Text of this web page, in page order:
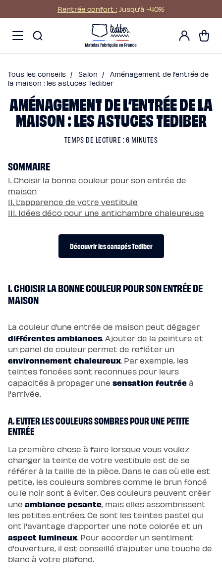
contenu
Rentrée confort : Jusqu’à -40%
menu
Pack
Matelas
Matelas
Matelas
Matelas
Hybride
Infinite
Matelas
Signature
Matelas
Grand
Ours
Offres
Pack
Pack
Lit
Confort
Pack
Lit
4
Étoiles
Sommiers
Sommier
à
tapissier
Sommier
coffre
Sommier
boxspring
Sommier
en
bois
Sommier
électrique
Lits
lit
Lit
tapissier
scandi
Lit
coffre
Lit
en
bois
Lit
électrique
Lit
boxspring
Couettes
et
oreillers
Couettes
et
oreillers
Oreiller
Mon
comptePanier
Tous les conseils / Salon /
Aménagement de l’entrée de
la maison : les astuces Tediber
AMÉNAGEMENT DE L’ENTRÉE DE LA
MAISON : LES ASTUCES TEDIBER
TEMPS DE LECTURE : 6 MINUTES
SOMMAIRE
I. Choisir la bonne couleur pour son entrée de
maison
II. L’apparence de votre vestibule
III. Idées déco pour une antichambre chaleureuse
Découvrir les canapés Tediber
I. CHOISIR LA BONNE COULEUR POUR SON ENTRÉE DE
MAISON
La couleur d’une entrée de maison peut dégager
différentes ambiances . Ajouter de la peinture et
un panel de couleur permet de refléter un
environnement chaleureux . Par exemple, les
teintes foncées sont reconnues pour leurs
capacités à propager une sensation feutrée à
l'arrivée.
A. EVITER LES COULEURS SOMBRES POUR UNE PETITE
ENTRÉE
La première chose à faire lorsque vous voulez
changer la teinte de votre vestibule est de se
référer à la taille de la pièce. Dans le cas où elle est
petite, les couleurs sombres comme le brun foncé
ou le noir sont à éviter. Ces couleurs peuvent créer
une ambiance pesante, mais elles assombrissent
les petites entrées. Ce sont les teintes pastel qui
ont l'avantage d'apporter une note colorée et un
aspect lumineux . Pour accorder un sentiment
d'ouverture, il est conseillé d'ajouter une touche de
blanc à votre plafond.